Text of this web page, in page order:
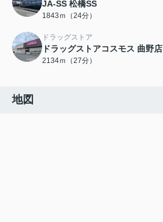
JA-SS 松橋SS
1843ｍ（24分）
ドラッグストア
ドラッグストアコスモス 曲野店
2134ｍ（27分）
地図